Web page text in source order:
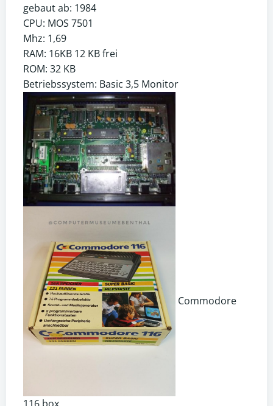
gebaut ab: 1984
CPU: MOS 7501
Mhz: 1,69
RAM: 16KB 12 KB frei
ROM: 32 KB
Betriebssystem: Basic 3,5 Monitor
Commodore